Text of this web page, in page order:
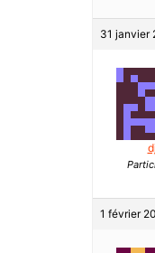
31 janvier
dj
1 février